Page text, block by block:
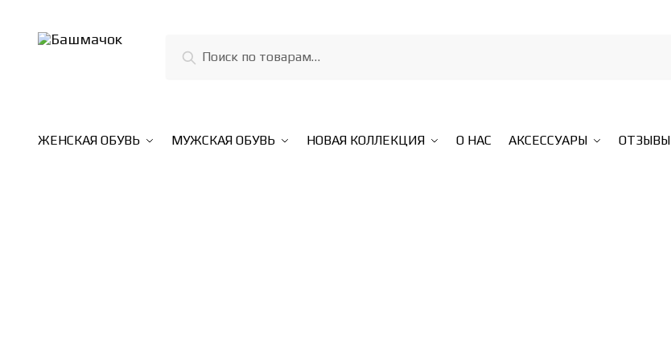
Поиск
ЖЕНСКАЯ ОБУВЬ МУЖСКАЯ ОБУВЬ НОВАЯ КОЛЛЕКЦИЯ О НАС АКСЕССУАРЫ ОТЗЫВЫ